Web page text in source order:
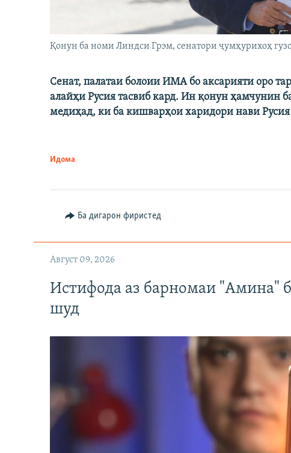
Қонун ба номи Линдси Грэм, сенатори ҷумҳурихоҳ
Сенат, палатаи болоии ИМА бо аксарияти оро
алайҳи Русия тасвиб кард. Ин қонун ҳамчунин
медиҳад, ки ба кишварҳои харидори нави Русия
Идома
Ба дигарон фиристед
Август 09, 2026
Истифода аз барномаи "Амина"
шуд